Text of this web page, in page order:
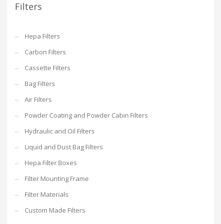
Filters
Hepa Filters
Carbon Filters
Cassette Filters
Bag Filters
Air Filters
Powder Coating and Powder Cabin Filters
Hydraulic and Oil Filters
Liquid and Dust Bag Filters
Hepa Filter Boxes
Filter Mounting Frame
Filter Materials
Custom Made Filters